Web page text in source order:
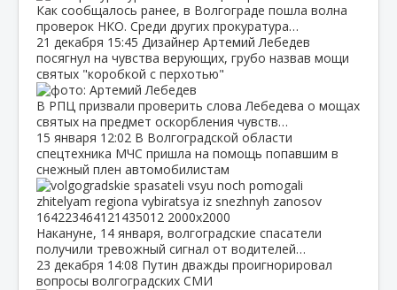
Как сообщалось ранее, в Волгограде пошла волна
проверок НКО. Среди других прокуратура…
21 декабря 15:45 Дизайнер Артемий Лебедев
посягнул на чувства верующих, грубо назвав мощи
святых "коробкой с перхотью"
В РПЦ призвали проверить слова Лебедева о мощах
святых на предмет оскорбления чувств…
15 января 12:02 В Волгоградской области
спецтехника МЧС пришла на помощь попавшим в
снежный плен автомобилистам
Накануне, 14 января, волгоградские спасатели
получили тревожный сигнал от водителей…
23 декабря 14:08 Путин дважды проигнорировал
вопросы волгоградских СМИ